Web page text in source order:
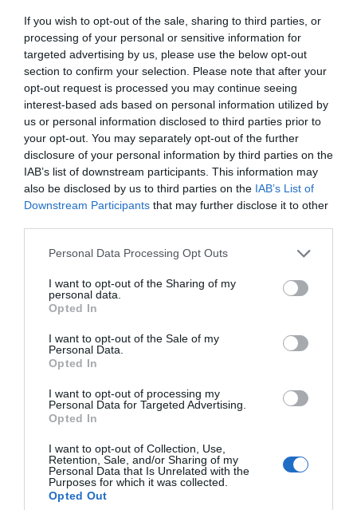
If you wish to opt-out of the sale, sharing to third parties, or
processing of your personal or sensitive information for
targeted advertising by us, please use the below opt-out
section to confirm your selection. Please note that after your
opt-out request is processed you may continue seeing
interest-based ads based on personal information utilized by
us or personal information disclosed to third parties prior to
your opt-out. You may separately opt-out of the further
disclosure of your personal information by third parties on the
IAB’s list of downstream participants. This information may
also be disclosed by us to third parties on the IAB’s List of
Downstream Participants that may further disclose it to other
Personal Data Processing Opt Outs
I want to opt-out of the Sharing of my
personal data.
Opted In
I want to opt-out of the Sale of my
Personal Data.
Opted In
I want to opt-out of processing my
Personal Data for Targeted Advertising.
Opted In
I want to opt-out of Collection, Use,
Retention, Sale, and/or Sharing of my
Personal Data that Is Unrelated with the
Purposes for which it was collected.
Opted Out
AfegirVIA Empresa com a font preferida de
Google de forma gratuïta
Estigues informat amb les últimes notícies d'actualitat
ACTIVAR ARA
RELACIONADES
Robots per fer la
vida més fàcil
Un sindicat pels
Robots que